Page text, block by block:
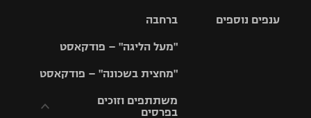
ברחבה
"מעל הליגה" – פודקאסט
"מחצית בשכונה" – פודקאסט
משתתפים וזוכים
בפרסים
גביע הטוטו
ליגה
סל
ענפים נוספים